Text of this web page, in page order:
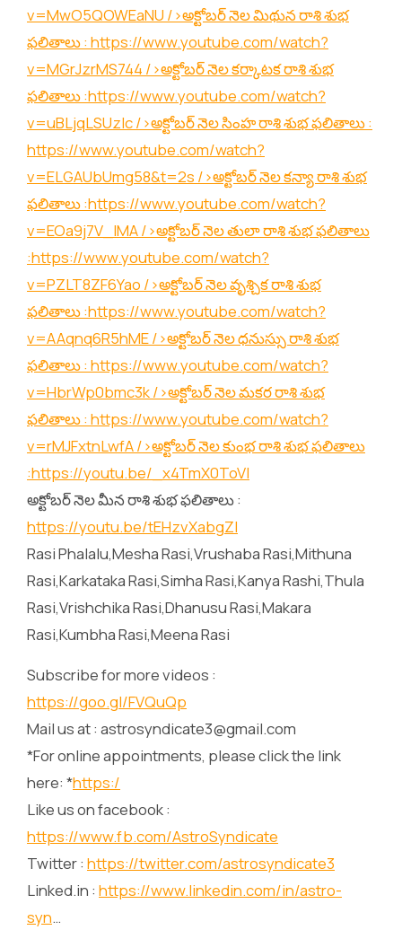
v=MwO5QOWEaNU />అక్టోబర్ నెల మిథున రాశి శుభ
ఫలితాలు : https://www.youtube.com/watch?
v=MGrJzrMS744 />అక్టోబర్ నెల కర్కాటక రాశి శుభ
ఫలితాలు :https://www.youtube.com/watch?
v=uBLjqLSUzIc/>అక్టోబర్ నెల సింహ రాశి శుభ ఫలితాలు :
https://www.youtube.com/watch?
v=ELGAUbUmg58&t=2s />అక్టోబర్ నెల కన్యా రాశి శుభ
ఫలితాలు :https://www.youtube.com/watch?
v=EOa9j7V_lMA/>అక్టోబర్ నెల తులా రాశి శుభ ఫలితాలు
:https://www.youtube.com/watch?
v=PZLT8ZF6Yao />అక్టోబర్ నెల వృశ్చిక రాశి శుభ
ఫలితాలు :https://www.youtube.com/watch?
v=AAqnq6R5hME/>అక్టోబర్ నెల ధనుస్సు రాశి శుభ
ఫలితాలు : https://www.youtube.com/watch?
v=HbrWp0bmc3k/>అక్టోబర్ నెల మకర రాశి శుభ
ఫలితాలు : https://www.youtube.com/watch?
v=rMJFxtnLwfA/>అక్టోబర్ నెల కుంభ రాశి శుభ ఫలితాలు
:https://youtu.be/_x4TmX0ToVI
అక్టోబర్ నెల మీన రాశి శుభ ఫలితాలు :
https://youtu.be/tEHzvXabgZI
Rasi Phalalu,Mesha Rasi,Vrushaba Rasi,Mithuna
Rasi,Karkataka Rasi,Simha Rasi,Kanya Rashi,Thula
Rasi,Vrishchika Rasi,Dhanusu Rasi,Makara
Rasi,Kumbha Rasi,Meena Rasi
Subscribe for more videos :
https://goo.gl/FVQuQp
Mail us at : astrosyndicate3@gmail.com
*For online appointments, please click the link
here: *https:/
Like us on facebook :
https://www.fb.com/AstroSyndicate
Twitter : https://twitter.com/astrosyndicate3
Linked.in : https://www.linkedin.com/in/astro-
syn…